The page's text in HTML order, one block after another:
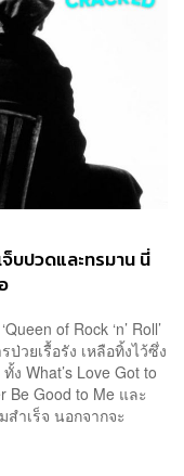
บปวดและทรมาน นี่
of Rock ‘n’ Roll’
วยเรื้อรัง เหลือทิ้งไว้ซึ่ง
What’s Love Got to
Be Good to Me และ
ำเร็จ นอกจากจะ